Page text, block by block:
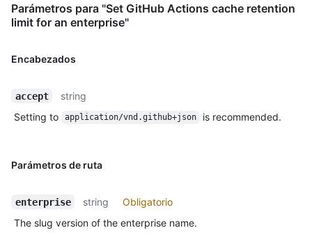
Parámetros para "Set GitHub Actions cache retention
limit for an enterprise"
Encabezados
accept
string
Setting to
application/vnd.github+json is recommended.
Parámetros de ruta
enterprise string
Obligatorio
The slug version of the enterprise name.